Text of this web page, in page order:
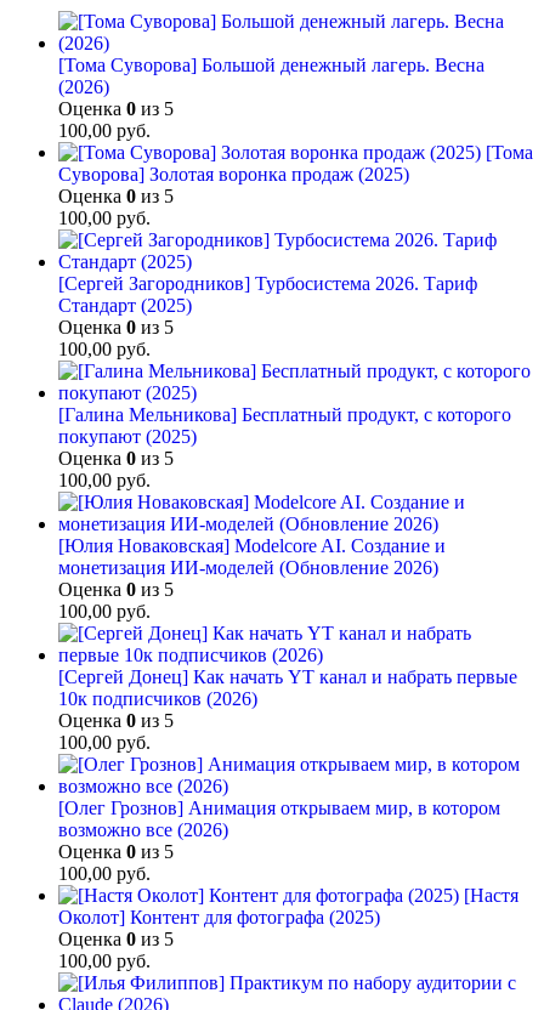
[Тома Суворова] Большой денежный лагерь. Весна
(2026)
Оценка 0 из 5
100,00 руб.
[Тома
Суворова] Золотая воронка продаж (2025)
Оценка 0 из 5
100,00 руб.
[Сергей Загородников] Турбосистема 2026. Тариф
Стандарт (2025)
Оценка 0 из 5
100,00 руб.
[Галина Мельникова] Бесплатный продукт, с которого
покупают (2025)
Оценка 0 из 5
100,00 руб.
[Юлия Новаковская] Modelcore AI. Создание и
монетизация ИИ-моделей (Обновление 2026)
Оценка 0 из 5
100,00 руб.
[Сергей Донец] Как начать YT канал и набрать первые
10к подписчиков (2026)
Оценка 0 из 5
100,00 руб.
[Олег Грознов] Анимация открываем мир, в котором
возможно все (2026)
Оценка 0 из 5
100,00 руб.
[Настя
Околот] Контент для фотографа (2025)
Оценка 0 из 5
100,00 руб.